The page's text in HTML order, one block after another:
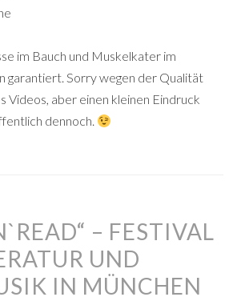
im Bauch und Muskelkater im
garantiert. Sorry wegen der Qualität
Videos, aber einen kleinen Eindruck
dennoch.
– FESTIVAL
UND
IN MÜNCHEN